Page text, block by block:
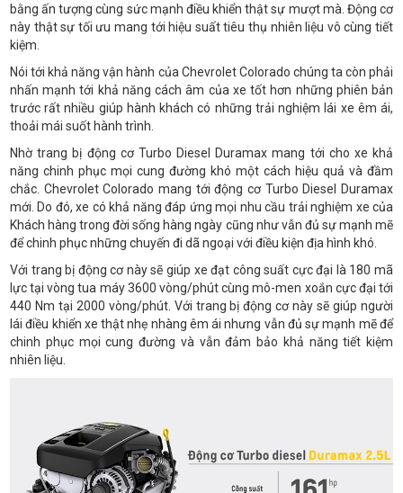
bằng ấn tượng cùng sức mạnh điều khiển thật sự mượt mà. Động cơ
này thật sự tối ưu mang tới hiệu suất tiêu thụ nhiên liệu vô cùng tiết
kiệm.
Nói tới khả năng vận hành của Chevrolet Colorado chúng ta còn phải
nhấn mạnh tới khả năng cách âm của xe tốt hơn những phiên bản
trước rất nhiều giúp hành khách có những trải nghiệm lái xe êm ái,
thoải mái suốt hành trình.
Nhờ trang bị động cơ Turbo Diesel Duramax mang tới cho xe khả
năng chinh phục mọi cung đường khó một cách hiệu quả và đầm
chắc. Chevrolet Colorado mang tới động cơ Turbo Diesel Duramax
mới. Do đó, xe có khả năng đáp ứng mọi nhu cầu trải nghiệm xe của
Khách hàng trong đời sống hàng ngày cũng như vẫn đủ sự mạnh mẽ
để chinh phục những chuyến đi dã ngoại với điều kiện địa hình khó.
Với trang bị động cơ này sẽ giúp xe đạt công suất cực đại là 180 mã
lực tại vòng tua máy 3600 vòng/phút cùng mô-men xoắn cực đại tới
440 Nm tại 2000 vòng/phút. Với trang bị động cơ này sẽ giúp người
lái điều khiển xe thật nhẹ nhàng êm ái nhưng vẫn đủ sự mạnh mẽ để
chinh phục mọi cung đường và vẫn đảm bảo khả năng tiết kiệm
nhiên liệu.